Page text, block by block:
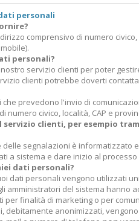
personali
comprensivo di numero
personali?
servizio clienti per poter
clienti potrebbe doverti
prevedono l'invio di
numero civico, località, CAP e
clienti, per esempio
delle segnalazioni è
a sistema e dare inizio al processo
dati personali?
dati personali vengono utilizzati
amministratori del sistema hanno
per finalità di marketing o per
debitamente anonimizzati,